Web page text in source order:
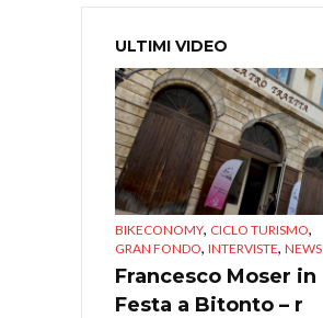
ULTIMI VIDEO
BIKECONOMY, CICLO TURISMO,
GRAN FONDO, INTERVISTE, NEWS
Francesco Moser in
Festa a Bitonto – r